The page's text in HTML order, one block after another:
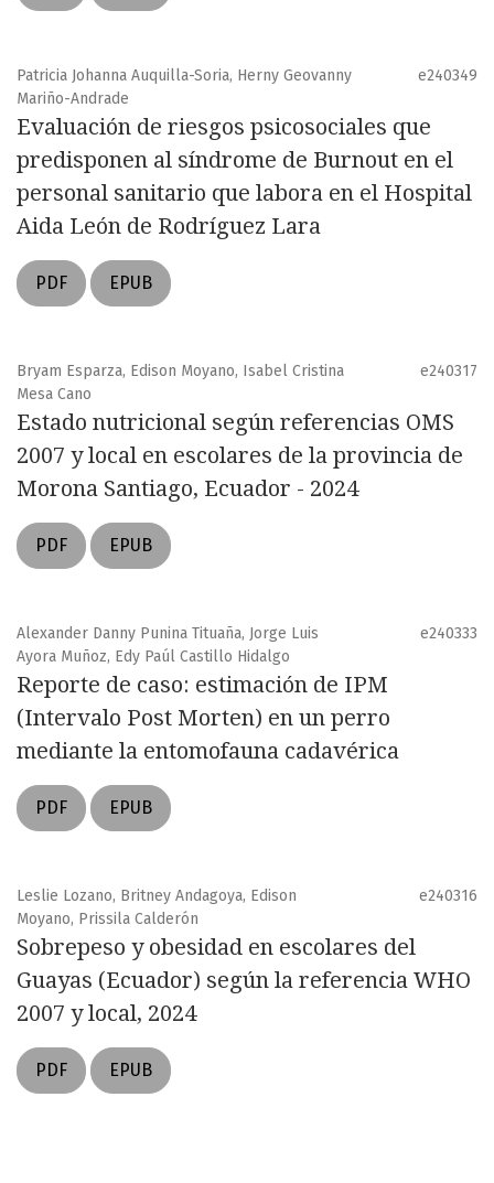
Patricia Johanna Auquilla-Soria, Herny Geovanny
Mariño-Andrade
e240349
Evaluación de riesgos psicosociales que
predisponen al síndrome de Burnout en el
personal sanitario que labora en el Hospital
Aida León de Rodríguez Lara
PDF EPUB
Bryam Esparza, Edison Moyano, Isabel Cristina
Mesa Cano
e240317
Estado nutricional según referencias OMS
2007 y local en escolares de la provincia de
Morona Santiago, Ecuador - 2024
PDF EPUB
Alexander Danny Punina Tituaña, Jorge Luis
Ayora Muñoz, Edy Paúl Castillo Hidalgo
e240333
Reporte de caso: estimación de IPM
(Intervalo Post Morten) en un perro
mediante la entomofauna cadavérica
PDF EPUB
Leslie Lozano, Britney Andagoya, Edison
Moyano, Prissila Calderón
e240316
Sobrepeso y obesidad en escolares del
Guayas (Ecuador) según la referencia WHO
2007 y local, 2024
PDF EPUB